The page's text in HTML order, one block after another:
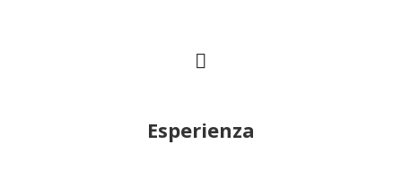
Esperienza